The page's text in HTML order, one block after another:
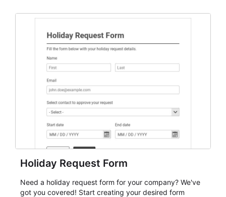
and participant management. The form is suitable for
student enrollment, volunteer registration, business
event intake, and membership participation. It helps
keep responses standardized so organizers can
evaluate submissions, manage next steps, and maintain
cleaner registration records over time.
Holiday Request Form
Need a holiday request form for your company? We've
got you covered! Start creating your desired form